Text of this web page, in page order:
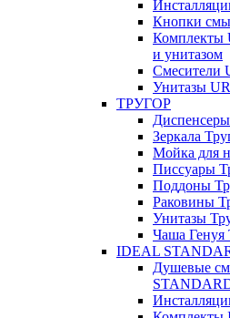
Кнопки
Комплекты
и унитазом
Смесители
Унитазы
ТРУГОР
Зеркала
Мойка для
Писсуары
Поддоны
Раковины
Унитазы
Чаша Генуя
IDEAL
Душевые